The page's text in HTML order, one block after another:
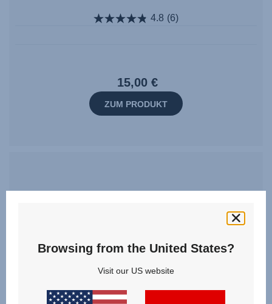
4.8 (6)
15,00 €
ZUM PRODUKT
Browsing from the United States?
Visit our US website